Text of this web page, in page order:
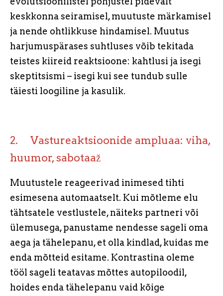
keskkonna seiramisel, muutuste märkamisel
ja nende ohtlikkuse hindamisel. Muutus
harjumuspärases suhtluses võib tekitada
teistes kiireid reaktsioone: kahtlusi ja isegi
skeptitsismi – isegi kui see tundub sulle
täiesti loogiline ja kasulik.
2. Vastureaktsioonide ampluaa: viha,
huumor, sabotaaž
Muutustele reageerivad inimesed tihti
esimesena automaatselt. Kui mõtleme elu
tähtsatele vestlustele, näiteks partneri või
ülemusega, panustame nendesse sageli oma
aega ja tähelepanu, et olla kindlad, kuidas me
enda mõtteid esitame. Kontrastina oleme
tööl sageli teatavas mõttes autopiloodil,
hoides enda tähelepanu vaid kõige